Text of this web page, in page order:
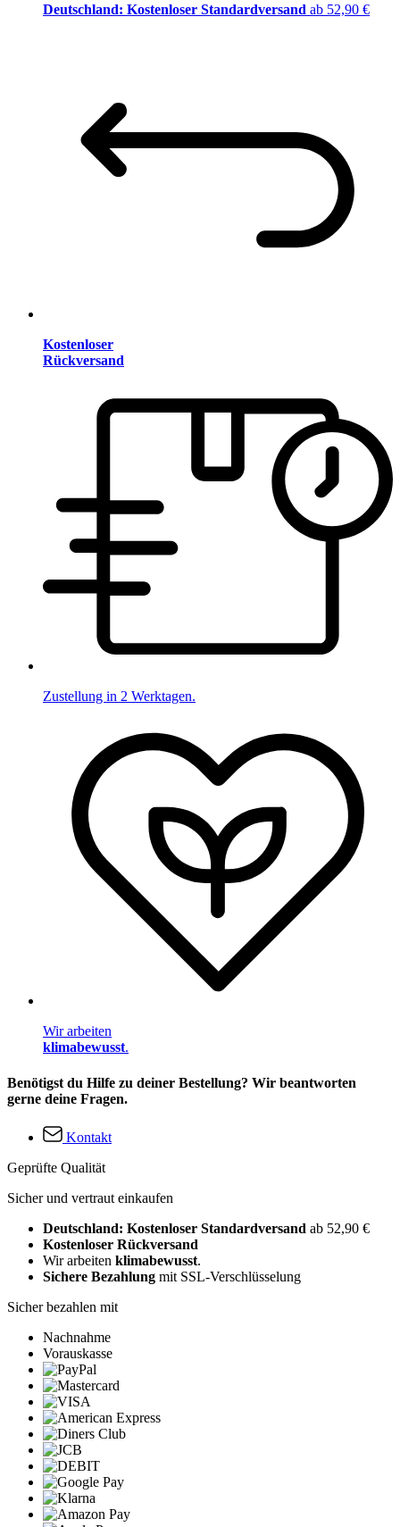
Deutschland: Kostenloser Standardversand ab 52,90 €
Kostenloser
Rückversand
Zustellung in 2 Werktagen.
Wir arbeiten
klimabewusst.
Benötigst du Hilfe zu deiner Bestellung? Wir beantworten
gerne deine Fragen.
Kontakt
Geprüfte Qualität
Sicher und vertraut einkaufen
Deutschland: Kostenloser Standardversand ab 52,90 €
Kostenloser Rückversand
Wir arbeiten klimabewusst.
Sichere Bezahlung mit SSL-Verschlüsselung
Sicher bezahlen mit
Nachnahme
Vorauskasse